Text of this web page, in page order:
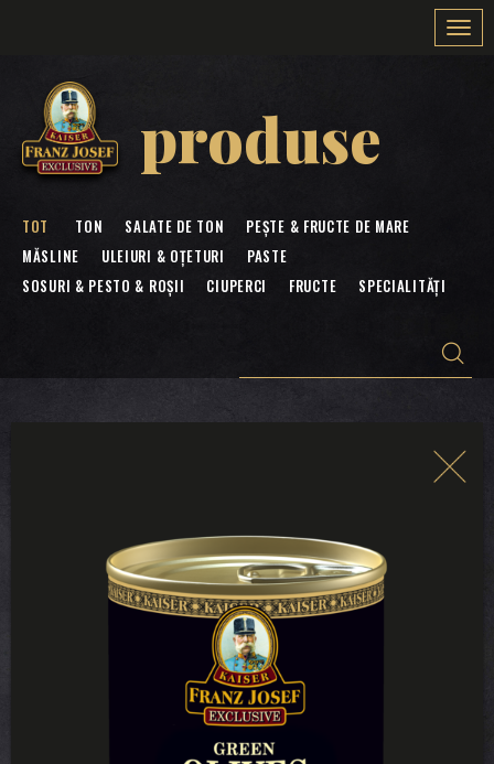
produse
TOT TON SALATE DE TON
PEȘTE & FRUCTE DE MARE
MĂSLINE
ULEIURI & OȚETURI
PASTE
SOSURI & PESTO & ROȘII
CIUPERCI FRUCTE SPECIALITĂȚI